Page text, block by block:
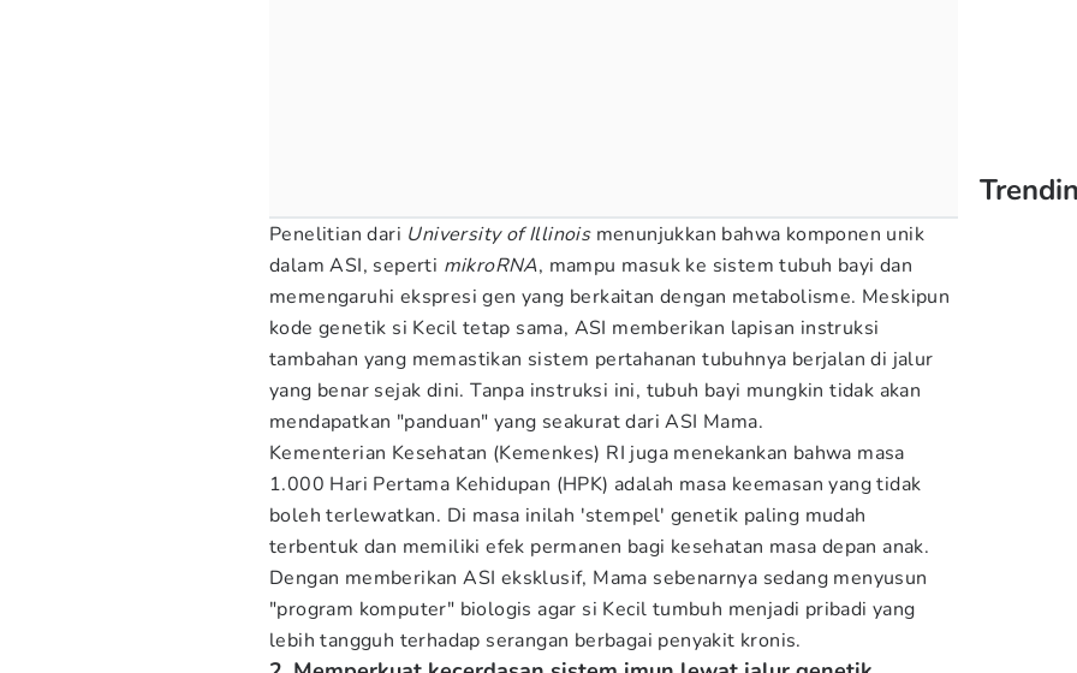
Penelitian dari University of Illinoismenunjukkan bahwa komponen unik
dalam ASI, seperti mikroRNA, mampu masuk ke sistem tubuh bayi dan
memengaruhi ekspresi gen yang berkaitan dengan metabolisme. Meskipun
kode genetik si Kecil tetap sama, ASI memberikan lapisan instruksi
tambahan yang memastikan sistem pertahanan tubuhnya berjalan di jalur
yang benar sejak dini. Tanpa instruksi ini, tubuh bayi mungkin tidak akan
mendapatkan "panduan" yang seakurat dari ASI Mama.
Kementerian Kesehatan (Kemenkes) RI juga menekankan bahwa masa
1.000 Hari Pertama Kehidupan (HPK) adalah masa keemasan yang tidak
boleh terlewatkan. Di masa inilah 'stempel' genetik paling mudah
terbentuk dan memiliki efek permanen bagi kesehatan masa depan anak.
Dengan memberikan ASI eksklusif, Mama sebenarnya sedang menyusun
"program komputer" biologis agar si Kecil tumbuh menjadi pribadi yang
lebih tangguh terhadap serangan berbagai penyakit kronis.